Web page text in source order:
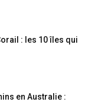
: les 10 îles qui
en Australie :